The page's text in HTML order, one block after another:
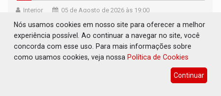
Interior 05 de Agosto de 2026 às 19:00
Aniversário do município é marcado por atividades que
reuniram atletas da região e homenagens à história
construída ao longo de quatro décadas
Nós usamos cookies em nosso site para oferecer a melhor
experiência possível. Ao continuar a navegar no site, você
concorda com esse uso. Para mais informações sobre
como usamos cookies, veja nossa Política de Cookies
Continuar